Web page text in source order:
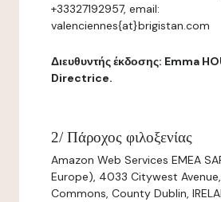
+33327192957, email:
valenciennes{at}brigistan.com
Διευθυντής έκδοσης: Emma
Directrice.
2/ Πάροχος φιλοξενίας
Amazon Web Services EMEA
Europe), 4033 Citywest
Commons, County Dublin,